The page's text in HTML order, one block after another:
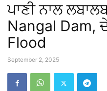
ਪਾਣੀ ਨਾਲ
Nangal Dam,
Flood
September 2, 2025